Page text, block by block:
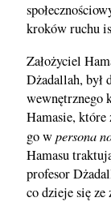
kroków ruchu
Założyciel
Dżadallah, był
wewnętrznego
Hamasie, które
go wpersona
Hamasu
profesor
co dzieje się